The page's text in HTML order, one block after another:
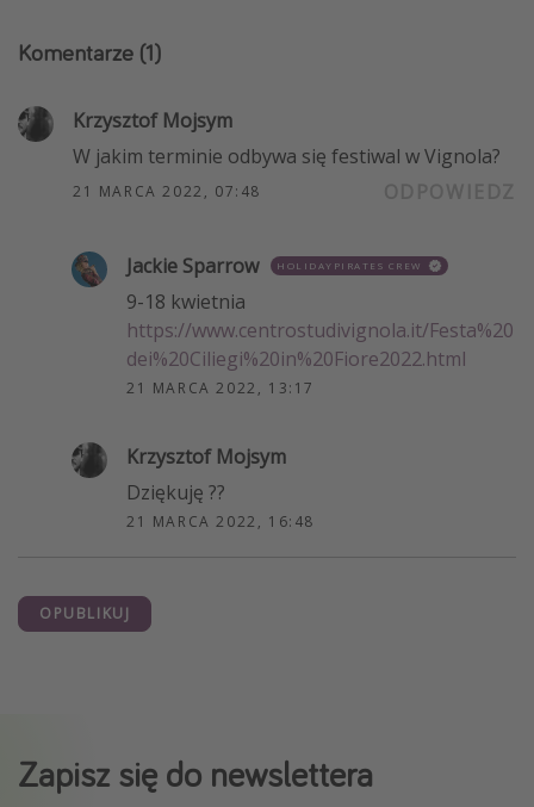
Komentarze (1)
Krzysztof Mojsym
W jakim terminie odbywa się festiwal w Vignola?
21 MARCA 2022, 07:48
Jackie Sparrow HOLIDAYPIRATES CREW
9-18 kwietnia
https://www.centrostudivignola.it/Festa%20
dei%20Ciliegi%20in%20Fiore2022.html
21 MARCA 2022, 13:17
Krzysztof Mojsym
Dziękuję ??
21 MARCA 2022, 16:48
OPUBLIKUJ
Zapisz się do newslettera